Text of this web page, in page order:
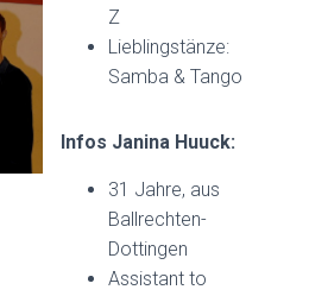
Z
Lieblingstänze:
Samba & Tango
Infos Janina Huuck:
31 Jahre, aus
Ballrechten-
Dottingen
Assistant to